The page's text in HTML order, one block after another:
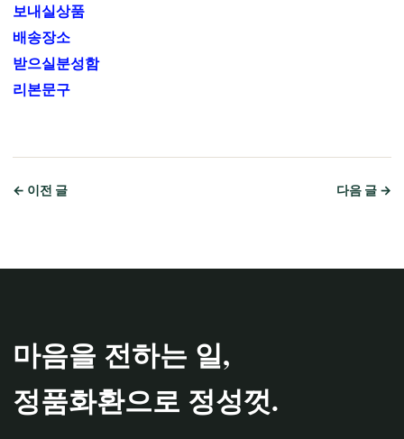
보내실상품
배송장소
받으실분성함
리본문구
← 이전 글 다음 글 →
마음을 전하는 일,
정품화환으로 정성껏.